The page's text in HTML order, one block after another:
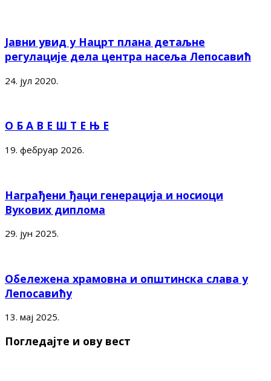
Јавни увид у Нацрт плана детаљне
регулације дела центра насеља Лепосавић
24. јул 2020.
О Б А В Е Ш Т Е Њ Е
19. фебруар 2026.
Награђени ђаци генерација и носиоци
Вукових диплома
29. јун 2025.
Обележена храмовна и општинска слава у
Лепосавићу
13. мај 2025.
Погледајте и ову вест